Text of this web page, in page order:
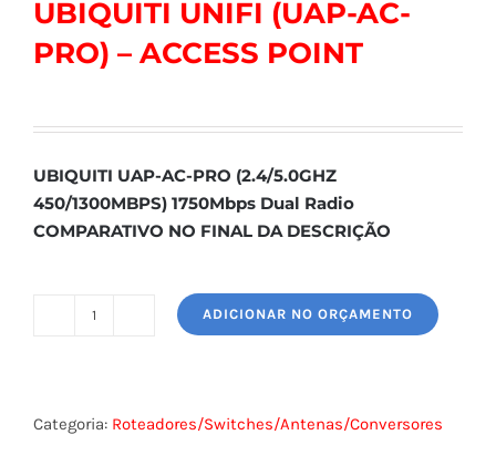
UBIQUITI UNIFI (UAP-AC-
PRO) – ACCESS POINT
UBIQUITI UAP-AC-PRO (2.4/5.0GHZ
450/1300MBPS) 1750Mbps Dual Radio
COMPARATIVO NO FINAL DA DESCRIÇÃO
AC-
ADICIONAR NO ORÇAMENTO
Categoria: Roteadores/Switches/Antenas/Conversores